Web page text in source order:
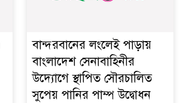
বান্দরবানের লংলেই পাড়ায়
বাংলাদেশ সেনাবাহিনীর
উদ্যোগে স্থাপিত সৌরচালিত
সুপেয় পানির পাম্প উদ্বোধন